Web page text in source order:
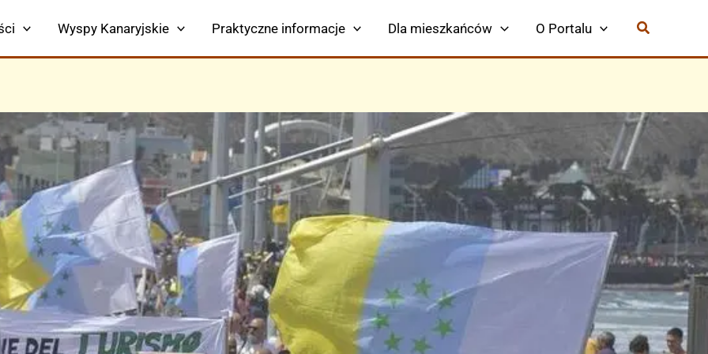
Wyspy Kanaryjskie Praktyczne informacje Dla mieszkańców O Portalu